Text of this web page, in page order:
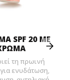
SPF 20 ΜΕ
τη πρωινή
ενυδάτωση,
Next